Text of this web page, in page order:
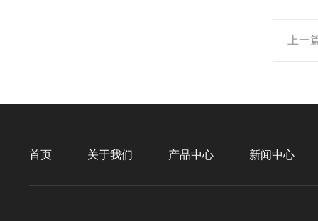
上一
首页 关于我们 产品中心 新闻中心